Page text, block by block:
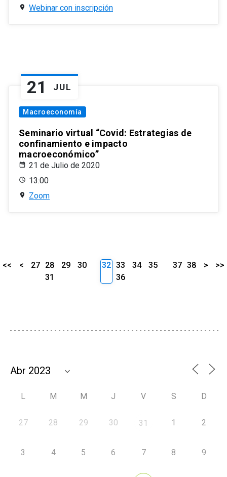
Webinar con inscripción
21 JUL
Macroeconomía
Seminario virtual “Covid: Estrategias de
confinamiento e impacto
macroeconómico”
21 de Julio de 2020
13:00
Zoom
<< < 27 28 29
30
31
32 33 34
35
36
37 38 > >>
L M M J V S D
27 28 29 30 31 1 2
3 4 5 6 7 8 9